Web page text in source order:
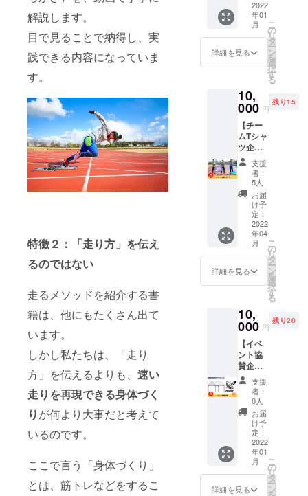
解説します。
目で見ることで納得し、実
践できる内容になっていま
す。
特徴２：
「走り方」を伝え
るのではない
走るメソッドを紹介する書
籍は、他にもたくさん出て
います。
しかし私たちは、「走り
方」を伝えるよりも、 速い
走りを再現できる身体づく
りが何より大事だと考えて
いるのです。
ここで言う「身体づくり」
とは、筋トレなどをするこ
お名前
を必ず
ご記入
い。 ※
ニック
参加も
できま
す。 ※
電子書
籍は自
費出版
となり
ます。
※ページ
数は50
～70
ページ
の予定
です。
※有効期
限は
2022年
1月から
1年間
のうち1
用いた
だけま
す。 ※
現地ま
での交
通費は
別途必
要とな
りま
す。 ※
実施場
所は大
阪市内
となり
ます。
ライン
チーム
レッス
ンを60
分間受
講でき
る権利
30チー
ム限定
です。
※1チー
ムの参
加人数
の上限
はあり
ませ
ん。 ※
日程な
ど詳細
はメー
ルにて
調整さ
せてい
ただき
※有効期
2022年
1月から
1年間
で、そ
のうち1
回ご利
用いた
だけま
す。
2022
年01
月
詳細を見る
こ
の
リ
タ
ー
ン
を
選
択
す
る
10,
000 円
残り15
【チー
ムTシャ
ツ企業
スポン
サー】
一般社
団法人
NEXUS
のチー
ムTシャ
ツ企業
スポン
サーに
なれる
権利で
す。 一
法人
NEXUS
が運営
する実
業団
チーム
「NEX
ATHLE
TE
CLUB
」の
チームT
シャツ
に企業
名を掲
載させ
支援
者：
5人
お届
け予
定：
2022
年04
月
詳細を見る
こ
の
リ
タ
ー
ン
を
選
択
す
る
10,
000 円
残り20
【イベ
ント協
賛企
業】 一
般社団
法人
NEXUS
のイベ
ント協
賛企業
になれ
る権利
です。
イベン
支援
者：
0人
お届
け予
定：
2022
年01
月
詳細を見る
こ
の
リ
タ
ー
ン